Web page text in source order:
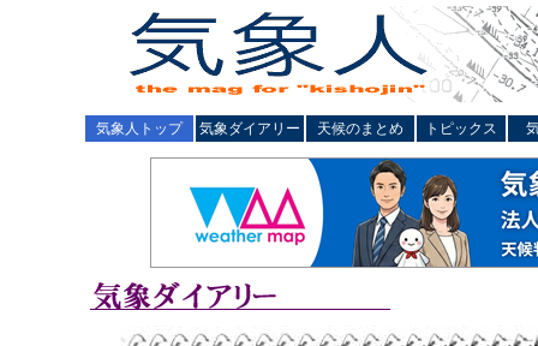
気象人トップ 気象ダイアリー 天候のまとめ トピックス